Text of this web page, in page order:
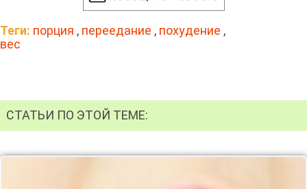
Теги: порция , переедание , похудение ,
вес
СТАТЬИ ПО ЭТОЙ ТЕМЕ: